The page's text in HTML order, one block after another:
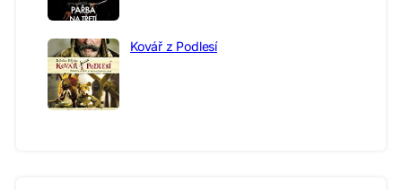
Kovář z Podlesí